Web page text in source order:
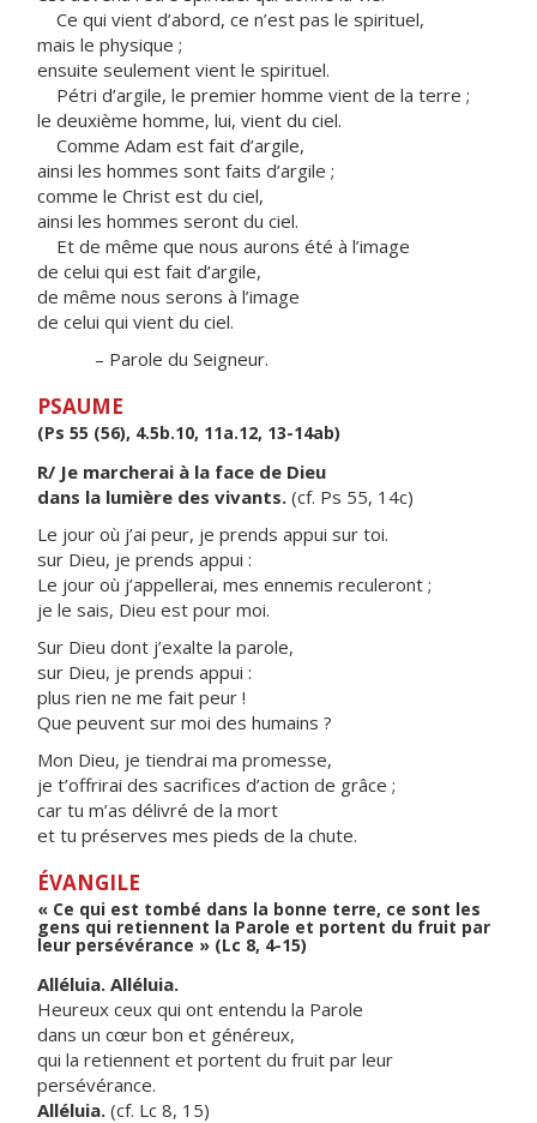
Ce qui vient d’abord, ce n’est pas le spirituel,
mais le physique ;
ensuite seulement vient le spirituel.
Pétri d’argile, le premier homme vient de la terre ;
le deuxième homme, lui, vient du ciel.
Comme Adam est fait d’argile,
ainsi les hommes sont faits d’argile ;
comme le Christ est du ciel,
ainsi les hommes seront du ciel.
Et de même que nous aurons été à l’image
de celui qui est fait d’argile,
de même nous serons à l’image
de celui qui vient du ciel.
– Parole du Seigneur.
PSAUME
(Ps 55 (56), 4.5b.10, 11a.12, 13-14ab)
R/ Je marcherai à la face de Dieu
dans la lumière des vivants. (cf. Ps 55, 14c)
Le jour où j’ai peur, je prends appui sur toi.
sur Dieu, je prends appui :
Le jour où j’appellerai, mes ennemis reculeront ;
je le sais, Dieu est pour moi.
Sur Dieu dont j’exalte la parole,
sur Dieu, je prends appui :
plus rien ne me fait peur !
Que peuvent sur moi des humains ?
Mon Dieu, je tiendrai ma promesse,
je t’offrirai des sacrifices d’action de grâce ;
car tu m’as délivré de la mort
et tu préserves mes pieds de la chute.
ÉVANGILE
« Ce qui est tombé dans la bonne terre, ce sont les
gens qui retiennent la Parole et portent du fruit par
leur persévérance » (Lc 8, 4-15)
Alléluia. Alléluia.
Heureux ceux qui ont entendu la Parole
dans un cœur bon et généreux,
qui la retiennent et portent du fruit par leur
persévérance.
Alléluia. (cf. Lc 8, 15)